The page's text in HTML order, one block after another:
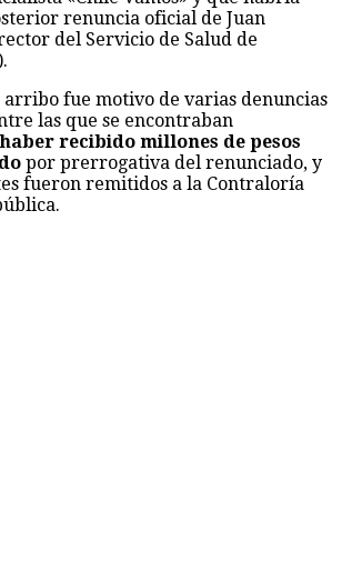
renuncia oficial de Juan
del Servicio de Salud de
arribo fue motivo de varias denuncias
las que se encontraban
recibido millones de pesos
por prerrogativa del renunciado, y
fueron remitidos a la Contraloría